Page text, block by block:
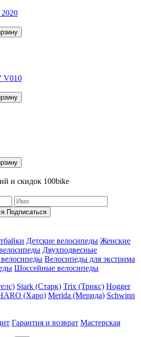
V010
и скидок 100bike
Подписаться
Детские велосипеды Женские
Двухподвесные
Велосипеды для экстрима
Шоссейные велосипеды
Stark (Старк) Trix (Трикс) Hogger
(Харо) Merida (Мерида) Schwinn
Гарантия и возврат Мастерская